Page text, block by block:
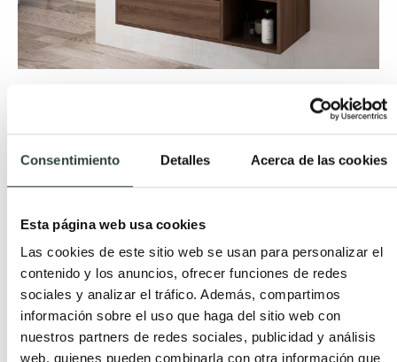
Consentimiento Detalles Acerca de las cookies
Esta página web usa cookies
Las cookies de este sitio web se usan para personalizar el
contenido y los anuncios, ofrecer funciones de redes
sociales y analizar el tráfico. Además, compartimos
información sobre el uso que haga del sitio web con
nuestros partners de redes sociales, publicidad y análisis
web, quienes pueden combinarla con otra información que
Si, por el contrario, quieres que dentro de la
decoración de baños en blanco y madera tu mueble
sea el protagonista, haz que contraste en el
lavabo que resalte conseguirás un efecto
sorprendente.
Conjunto mueble de baño Bruntec
Coban